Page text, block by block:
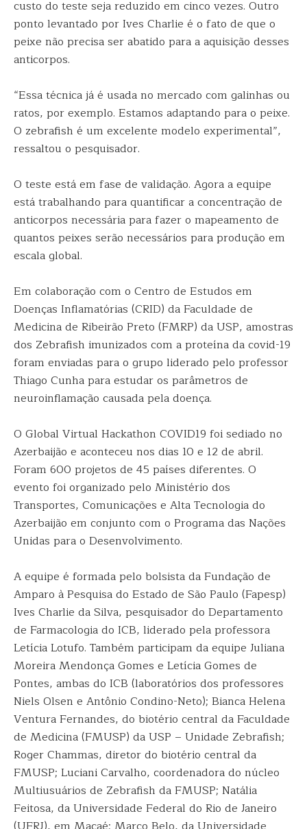
custo do teste seja reduzido em cinco vezes. Outro
ponto levantado por Ives Charlie é o fato de que o
peixe não precisa ser abatido para a aquisição desses
anticorpos.
“Essa técnica já é usada no mercado com galinhas ou
ratos, por exemplo. Estamos adaptando para o peixe.
O zebrafish é um excelente modelo experimental”,
ressaltou o pesquisador.
O teste está em fase de validação. Agora a equipe
está trabalhando para quantificar a concentração de
anticorpos necessária para fazer o mapeamento de
quantos peixes serão necessários para produção em
escala global.
Em colaboração com o Centro de Estudos em
Doenças Inflamatórias (CRID) da Faculdade de
Medicina de Ribeirão Preto (FMRP) da USP, amostras
dos Zebrafish imunizados com a proteína da covid-19
foram enviadas para o grupo liderado pelo professor
Thiago Cunha para estudar os parâmetros de
neuroinflamação causada pela doença.
O Global Virtual Hackathon COVID19 foi sediado no
Azerbaijão e aconteceu nos dias 10 e 12 de abril.
Foram 600 projetos de 45 países diferentes. O
evento foi organizado pelo Ministério dos
Transportes, Comunicações e Alta Tecnologia do
Azerbaijão em conjunto com o Programa das Nações
Unidas para o Desenvolvimento.
A equipe é formada pelo bolsista da Fundação de
Amparo à Pesquisa do Estado de São Paulo (Fapesp)
Ives Charlie da Silva, pesquisador do Departamento
de Farmacologia do ICB, liderado pela professora
Letícia Lotufo. Também participam da equipe Juliana
Moreira Mendonça Gomes e Letícia Gomes de
Pontes, ambas do ICB (laboratórios dos professores
Niels Olsen e Antônio Condino-Neto); Bianca Helena
Ventura Fernandes, do biotério central da Faculdade
de Medicina (FMUSP) da USP – Unidade Zebrafish;
Roger Chammas, diretor do biotério central da
FMUSP; Luciani Carvalho, coordenadora do núcleo
Multiusuários de Zebrafish da FMUSP; Natália
Feitosa, da Universidade Federal do Rio de Janeiro